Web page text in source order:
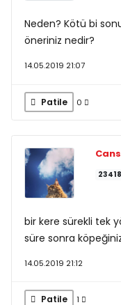
Neden? Kötü bi
öneriniz nedir?
14.05.2019 21:07
Patile 0
23418
bir kere sürekli tek
süre sonra
14.05.2019 21:12
Patile 1